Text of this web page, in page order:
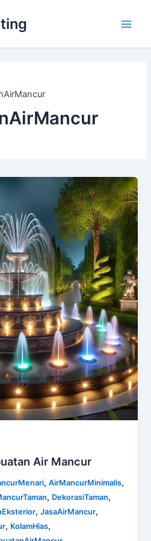
Air Mancur
,AirMancurMinimalis,
, DekorasiTaman,
,JasaAirMancur,
, KolamHias,